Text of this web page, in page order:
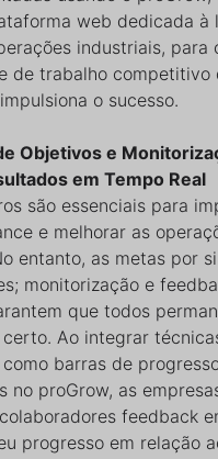
web dedicada à
industriais, para
de trabalho competitivo
impulsiona o sucesso.
Objetivos e
em Tempo Real
são essenciais para
e melhorar as
entanto, as metas por
monitorização e
que todos
certo. Ao integrar
barras de
no proGrow, as
feedback
progresso em relação